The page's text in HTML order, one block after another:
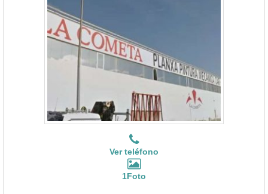
Ver teléfono
1Foto